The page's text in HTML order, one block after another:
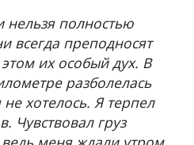
нельзя полностью
всегда преподносят
их особый дух. В
разболелась
не хотелось. Я терпел
Чувствовал груз